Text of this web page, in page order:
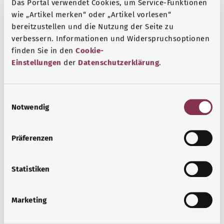
Das Portal verwendet Cookies, um Service-Funktionen
wie „Artikel merken“ oder „Artikel vorlesen“
bereitzustellen und die Nutzung der Seite zu
verbessern. Informationen und Widerspruchsoptionen
finden Sie in den Cookie-
Einstellungen der Datenschutzerklärung.
Notwendig
Präferenzen
Statistiken
Marketing
Die Erläuterung des ICD-Codes wurde bereitgestellt von
der „Was hab’ ich?” gemeinnützigen GmbH im Auftrag
des Bundesministeriums für Gesundheit (BMG).
Gut informiert
Weitere Artikel